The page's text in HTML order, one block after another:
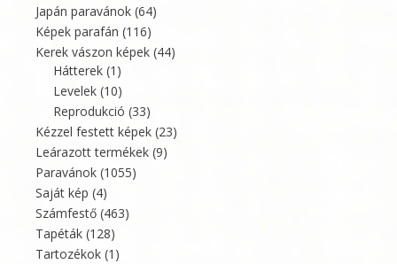
Japán paravánok (64)
Képek parafán (116)
Kerek vászon képek (44)
Hátterek (1)
Levelek (10)
Reprodukció (33)
Kézzel festett képek (23)
Leárazott termékek (9)
Paravánok (1055)
Saját kép (4)
Számfestő (463)
Tapéták (128)
Tartozékok (1)